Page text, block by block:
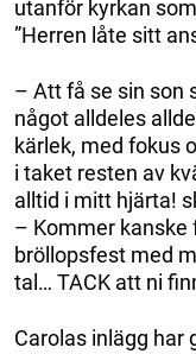
utanför kyrkan
”Herren låte sitt
– Att få se sin son
något alldeles
kärlek, med fokus
i taket resten av
alltid i mitt hjärta!
– Kommer kanske
bröllopsfest med
tal… TACK att ni
Carolas inlägg har